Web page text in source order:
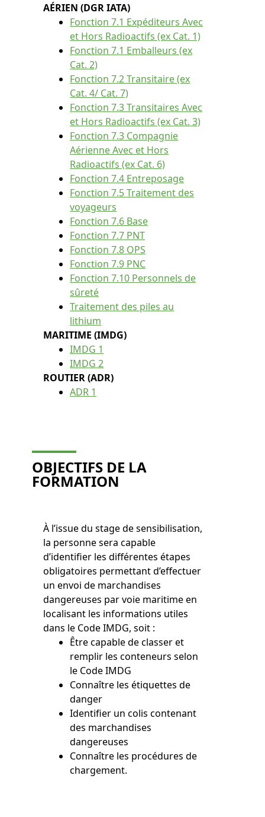
AÉRIEN (DGR IATA)
Fonction 7.1 Expéditeurs Avec
et Hors Radioactifs (ex Cat. 1)
Fonction 7.1 Emballeurs (ex
Cat. 2)
Fonction 7.2 Transitaire (ex
Cat. 4/ Cat. 7)
Fonction 7.3 Transitaires Avec
et Hors Radioactifs (ex Cat. 3)
Fonction 7.3 Compagnie
Aérienne Avec et Hors
Radioactifs (ex Cat. 6)
Fonction 7.4 Entreposage
Fonction 7.5 Traitement des
voyageurs
Fonction 7.6 Base
Fonction 7.7 PNT
Fonction 7.8 OPS
Fonction 7.9 PNC
Fonction 7.10 Personnels de
sûreté
Traitement des piles au
lithium
MARITIME (IMDG)
IMDG 1
IMDG 2
ROUTIER (ADR)
ADR 1
OBJECTIFS DE LA
FORMATION
À l’issue du stage de sensibilisation,
la personne sera capable
d’identifier les différentes étapes
obligatoires permettant d’effectuer
un envoi de marchandises
dangereuses par voie maritime en
localisant les informations utiles
dans le Code IMDG, soit :
Être capable de classer et
remplir les conteneurs selon
le Code IMDG
Connaître les étiquettes de
danger
Identifier un colis contenant
des marchandises
dangereuses
Connaître les procédures de
chargement.